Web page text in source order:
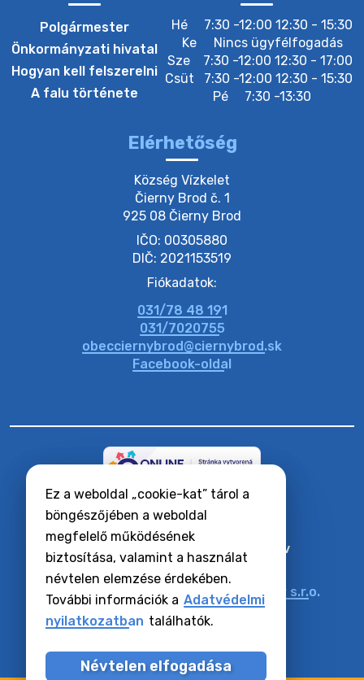
Ez a weboldal „cookie-kat” tárol a
böngészőjében a weboldal
megfelelő működésének
biztosítása, valamint a használat
névtelen elemzése érdekében.
További információk a Adatvédelmi
nyilatkozatban találhatók.
Névtelen elfogadása
22. július 2026 16:26
20. július 2026 12:40
20. július 2026 11:53
20. július 2026 11:48
Polgármester
Önkormányzati hivatal
Hogyan kell felszerelni
A falu története
Hé
7:30 -12:00 12:30 - 15:30
Ke
Nincs ügyfélfogadás
Sze
7:30 -12:00 12:30 - 17:00
Csüt
7:30 -12:00 12:30 - 15:30
Pé
7:30 -13:30
Elérhetőség
Község Vízkelet
Čierny Brod č. 1
925 08 Čierny Brod
IČO: 00305880
DIČ: 2021153519
Fiókadatok:
031/78 48 191
031/7020755
obecciernybrod@ciernybrod.sk
Facebook-oldal
Hozzáférhetőségi nyilatkozat
Zásady ochrany osobných údajov
Cookie-k beállítása
Műszaki üzemeltető:
Alphabet partner s.r.o.
Tartalomkezelő:
Község Vízkelet